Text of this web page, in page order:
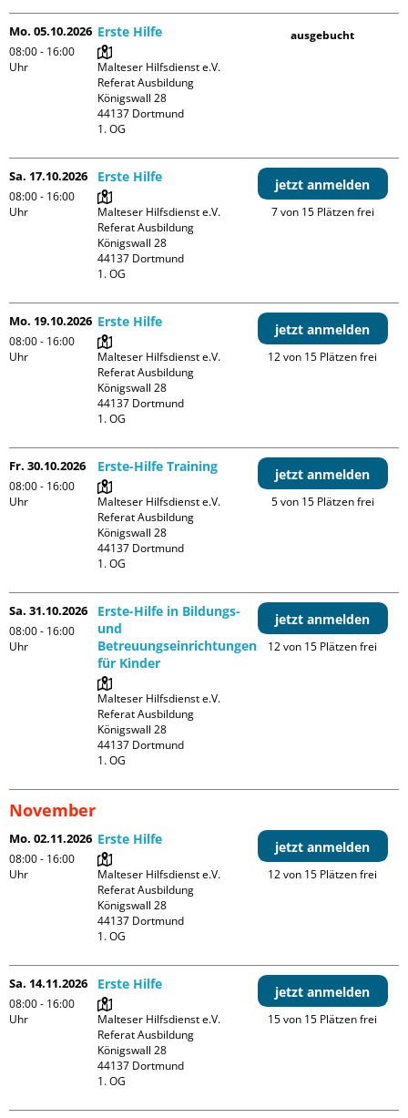
Mo. 05.10.2026
08:00 - 16:00
Uhr
Erste Hilfe
Malteser Hilfsdienst e.V.
Referat Ausbildung
Königswall 28
44137 Dortmund
1. OG
ausgebucht
Sa. 17.10.2026
08:00 - 16:00
Uhr
Erste Hilfe
Malteser Hilfsdienst e.V.
Referat Ausbildung
Königswall 28
44137 Dortmund
1. OG
jetzt anmelden
7 von 15 Plätzen frei
Mo. 19.10.2026
08:00 - 16:00
Uhr
Erste Hilfe
Malteser Hilfsdienst e.V.
Referat Ausbildung
Königswall 28
44137 Dortmund
1. OG
jetzt anmelden
12 von 15 Plätzen frei
Fr. 30.10.2026
08:00 - 16:00
Uhr
Erste-Hilfe Training
Malteser Hilfsdienst e.V.
Referat Ausbildung
Königswall 28
44137 Dortmund
1. OG
jetzt anmelden
5 von 15 Plätzen frei
Sa. 31.10.2026
08:00 - 16:00
Uhr
Erste-Hilfe in Bildungs-
und
Betreuungseinrichtungen
für Kinder
Malteser Hilfsdienst e.V.
Referat Ausbildung
Königswall 28
44137 Dortmund
1. OG
jetzt anmelden
12 von 15 Plätzen frei
November
Mo. 02.11.2026
08:00 - 16:00
Uhr
Erste Hilfe
Malteser Hilfsdienst e.V.
Referat Ausbildung
Königswall 28
44137 Dortmund
1. OG
jetzt anmelden
12 von 15 Plätzen frei
Sa. 14.11.2026
08:00 - 16:00
Uhr
Erste Hilfe
Malteser Hilfsdienst e.V.
Referat Ausbildung
Königswall 28
44137 Dortmund
1. OG
jetzt anmelden
15 von 15 Plätzen frei